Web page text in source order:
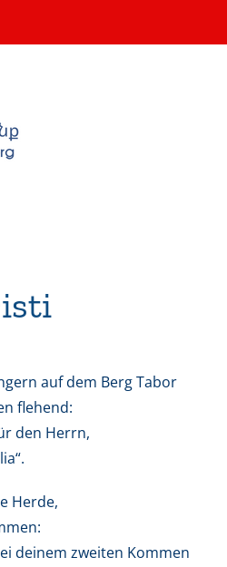
auf dem Berg Tabor
flehend:
den Herrn,
Herde,
deinem zweiten Kommen